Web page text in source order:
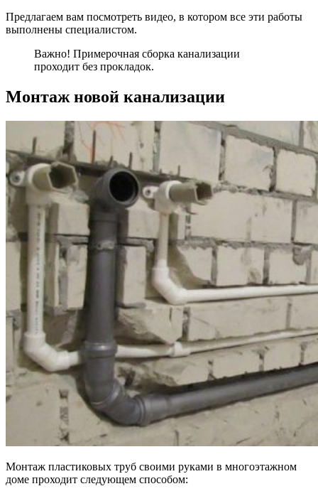
Предлагаем вам посмотреть видео, в котором все эти работы
выполнены специалистом.
Важно! Примерочная сборка канализации
проходит без прокладок.
Монтаж новой канализации
Монтаж пластиковых труб своими руками в многоэтажном
доме проходит следующем способом: